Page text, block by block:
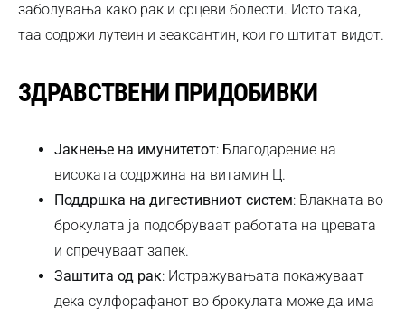
заболувања како рак и срцеви болести. Исто така,
таа содржи лутеин и зеаксантин, кои го штитат видот.
ЗДРАВСТВЕНИ ПРИДОБИВКИ
Јакнење на имунитетот: Благодарение на
високата содржина на витамин Ц.
Поддршка на дигестивниот систем: Влакната во
брокулата ја подобруваат работата на цревата
и спречуваат запек.
Заштита од рак: Истражувањата покажуваат
дека сулфорафанот во брокулата може да има